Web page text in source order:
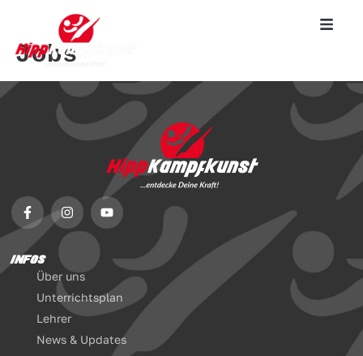
Jobs
INFOS
Über uns
Unterrichtsplan
Lehrer
News & Updates